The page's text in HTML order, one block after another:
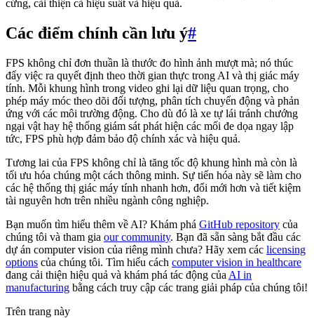
cứng, cải thiện cả hiệu suất và hiệu quả.
Các điểm chính cần lưu ý#
FPS không chỉ đơn thuần là thước đo hình ảnh mượt mà; nó thúc
đẩy việc ra quyết định theo thời gian thực trong AI và thị giác máy
tính. Mỗi khung hình trong video ghi lại dữ liệu quan trọng, cho
phép máy móc theo dõi đối tượng, phân tích chuyển động và phản
ứng với các môi trường động. Cho dù đó là xe tự lái tránh chướng
ngại vật hay hệ thống giám sát phát hiện các mối đe dọa ngay lập
tức, FPS phù hợp đảm bảo độ chính xác và hiệu quả.
Tương lai của FPS không chỉ là tăng tốc độ khung hình mà còn là
tối ưu hóa chúng một cách thông minh. Sự tiến hóa này sẽ làm cho
các hệ thống thị giác máy tính nhanh hơn, đổi mới hơn và tiết kiệm
tài nguyên hơn trên nhiều ngành công nghiệp.
Bạn muốn tìm hiểu thêm về AI? Khám phá GitHub repository của
chúng tôi và tham gia our community. Bạn đã sẵn sàng bắt đầu các
dự án computer vision của riêng mình chưa? Hãy xem các licensing
options của chúng tôi. Tìm hiểu cách computer vision in healthcare
đang cải thiện hiệu quả và khám phá tác động của AI in
manufacturing bằng cách truy cập các trang giải pháp của chúng tôi!
Trên trang này